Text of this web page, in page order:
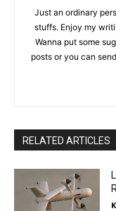
Just an ordinary
stuffs. Enjoy my
Wanna put some
posts or you can
RELATED ARTICLES